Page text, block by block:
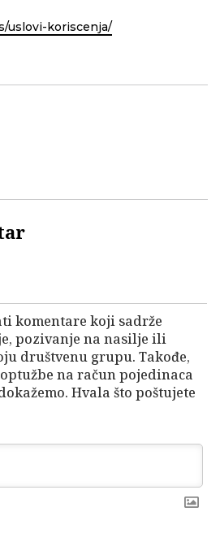
uslovi-koriscenja/
komentare koji sadrže
pozivanje na nasilje ili
društvenu grupu. Takođe,
na račun pojedinaca
Hvala što poštujete